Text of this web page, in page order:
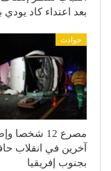
بعد اعتداء كاد يودي
حوادث
آخرين في انقلاب
بجنوب إفريقيا